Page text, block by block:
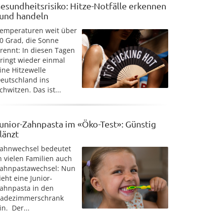
Hitze-Notfälle erkennen
handeln
weit über
Grad, die Sonne
In diesen Tagen
wieder einmal
Hitzewelle
ins
Das ist...
Zahnpasta im «Öko-Test»: Günstig
bedeutet
vielen Familien auch
Nun
eine Junior-
in den
Der...